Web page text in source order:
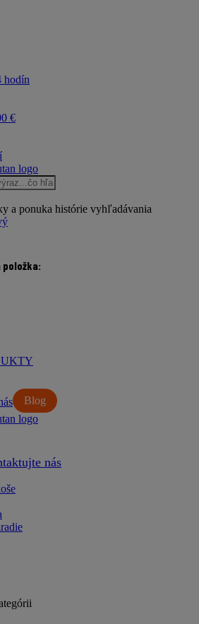
hodín
€
a ponuka histórie vyhľadávania
položka:
Blog
nás